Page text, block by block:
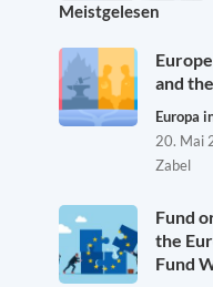
Meistgelesen
and
Europa
20. Mai
Zabel
Fund
the
Fund